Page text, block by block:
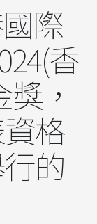
際
香
，
格
的